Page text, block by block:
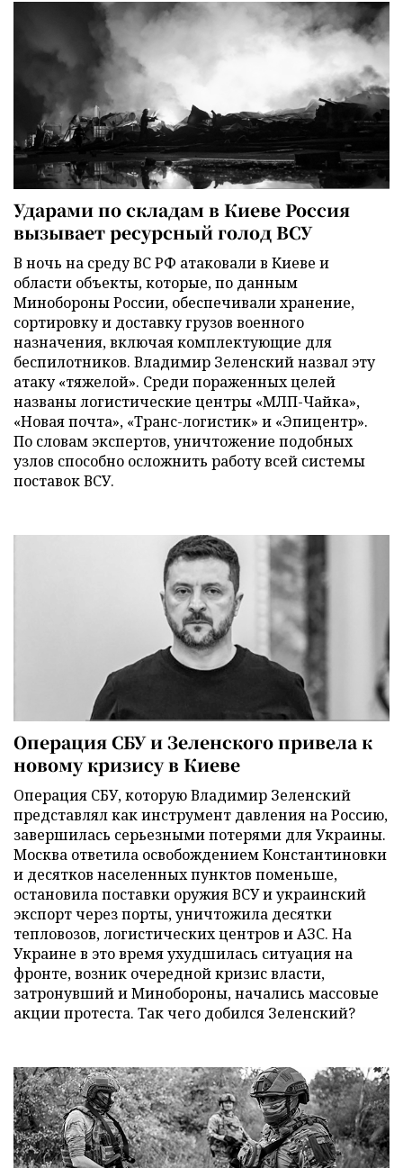
Ударами по складам в Киеве Россия
вызывает ресурсный голод ВСУ
В ночь на среду ВС РФ атаковали в Киеве и
области объекты, которые, по данным
Минобороны России, обеспечивали хранение,
сортировку и доставку грузов военного
назначения, включая комплектующие для
беспилотников. Владимир Зеленский назвал эту
атаку «тяжелой». Среди пораженных целей
названы логистические центры «МЛП-Чайка»,
«Новая почта», «Транс-логистик» и «Эпицентр».
По словам экспертов, уничтожение подобных
узлов способно осложнить работу всей системы
поставок ВСУ.
Операция СБУ и Зеленского привела к
новому кризису в Киеве
Операция СБУ, которую Владимир Зеленский
представлял как инструмент давления на Россию,
завершилась серьезными потерями для Украины.
Москва ответила освобождением Константиновки
и десятков населенных пунктов поменьше,
остановила поставки оружия ВСУ и украинский
экспорт через порты, уничтожила десятки
тепловозов, логистических центров и АЗС. На
Украине в это время ухудшилась ситуация на
фронте, возник очередной кризис власти,
затронувший и Минобороны, начались массовые
акции протеста. Так чего добился Зеленский?